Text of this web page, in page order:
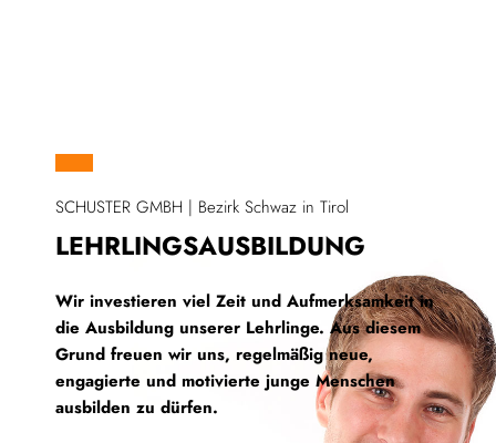
SCHUSTER GMBH | Bezirk Schwaz in Tirol
LEHRLINGSAUSBILDUNG
Wir investieren viel Zeit und Aufmerksamkeit in
die Ausbildung unserer Lehrlinge. Aus diesem
Grund freuen wir uns, regelmäßig neue,
engagierte und motivierte junge Menschen
ausbilden zu dürfen.